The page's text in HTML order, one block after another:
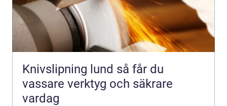
Knivslipning lund så får du
vassare verktyg och säkrare
vardag